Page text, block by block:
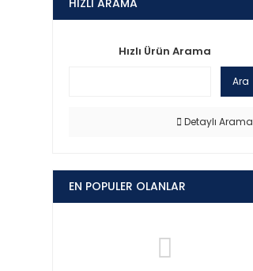
HIZLI ARAMA
Hızlı Ürün Arama
Ara
Detaylı Arama
EN POPULER OLANLAR